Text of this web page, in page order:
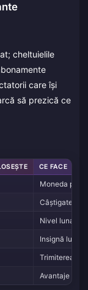
cheltuielile
care își
să prezică ce
CE FACE
Moneda
Câștigate din
Nivel lunar
Insignă
Trimiterea
Avantaje pe